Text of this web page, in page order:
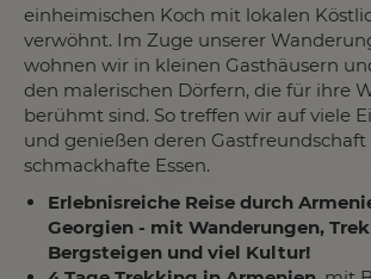
einheimischen Koch mit lokalen
verwöhnt. Im Zuge unserer
wohnen wir in kleinen Gasthäusern
den malerischen Dörfern, die für ihre
berühmt sind. So treffen wir auf viele
und genießen deren Gastfreundschaft
schmackhafte Essen.
Erlebnisreiche Reise durch
Georgien - mit Wanderungen,
Bergsteigen und viel Kultur!